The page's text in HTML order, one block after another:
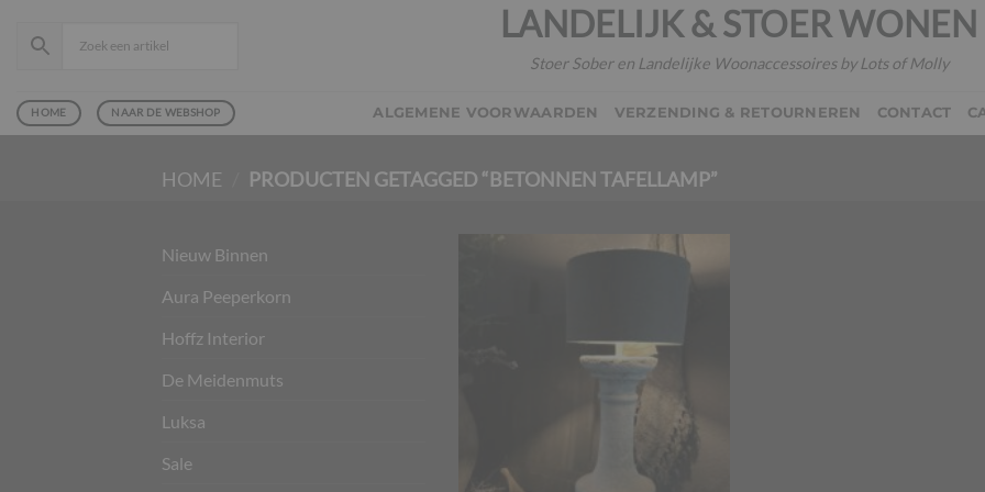
naar
LANDELIJK & STOER WONEN
Stoer Sober en Landelijke Woonaccessoires by Lots of Molly
HOME NAAR DE WEBSHOP ALGEMENE VOORWAARDEN VERZENDING & RETOURNEREN CONTACT
HOME PRODUCTEN GETAGGED “BETONNEN TAFELLAMP”
Nieuw Binnen
Aura Peeperkorn
Hoffz Interior
De Meidenmuts
Luksa
Sale